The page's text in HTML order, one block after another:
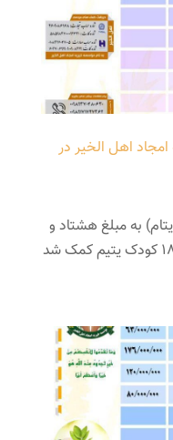
اهل الخیر در
به مبلغ هشتاد و
نه میلیون ( 89/000/000 ) ریال به 18 کودک یتیم کمک شد